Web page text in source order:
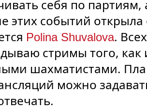
себя по партиям,
этих событий
Polina Shuvalova.
стримы того, как
шахматистами.
можно